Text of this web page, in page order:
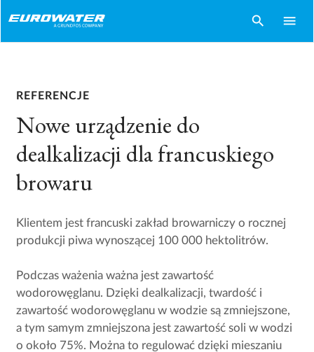
search menu
REFERENCJE
Nowe urządzenie do
dealkalizacji dla francuskiego
browaru
Klientem jest francuski zakład browarniczy o rocznej
produkcji piwa wynoszącej 100 000 hektolitrów.
Podczas ważenia ważna jest zawartość
wodorowęglanu. Dzięki dealkalizacji, twardość i
zawartość wodorowęglanu w wodzie są zmniejszone,
a tym samym zmniejszona jest zawartość soli w wodzi
o około 75%. Można to regulować dzięki mieszaniu